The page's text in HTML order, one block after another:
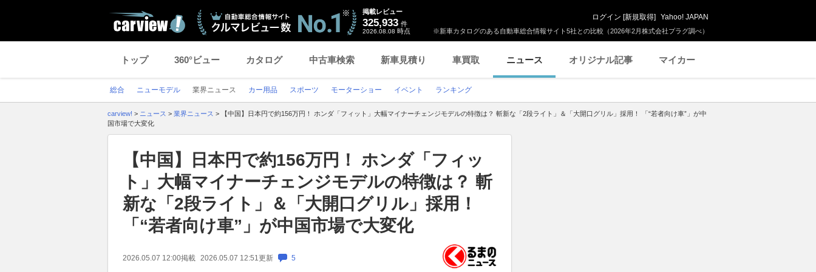
※新車カタログのある自動車総合情報サイト5社との比較（2026年2月株式会社プラグ調べ）
掲載レビュー
325,933 件
2026.08.08 時点
ログイン [新規取得] Yahoo! JAPAN
トップ 360°ビュー カタログ 中古車検索 新車見積り 車買取 ニュース オリジナル記事 マイカー
総合 ニューモデル 業界ニュース カー用品 スポーツ モーターショー イベント ランキング
carview! > ニュース > 業界ニュース >
【中国】日本円で約156万円！ ホンダ「フィット」大幅マイナーチェンジモデルの特徴は？ 斬新な「2段ライト」＆「大開口グリル」採用！ 「“若者向け車”」が中
国市場で大変化
【中国】日本円で約156万円！ ホンダ「フィッ
ト」大幅マイナーチェンジモデルの特徴は？ 斬
新な「2段ライト」＆「大開口グリル」採用！
「“若者向け車”」が中国市場で大変化
2026.05.07 12:00掲載 2026.05.07 12:51 更新 5